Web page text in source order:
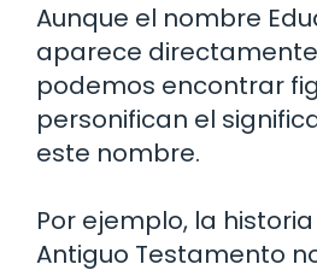
Aunque el nombre
aparece
podemos encontrar
personifican el
este nombre.
Por ejemplo, la
Antiguo Testamento